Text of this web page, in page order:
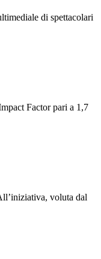
di spettacolari
Factor pari a 1,7
voluta dal